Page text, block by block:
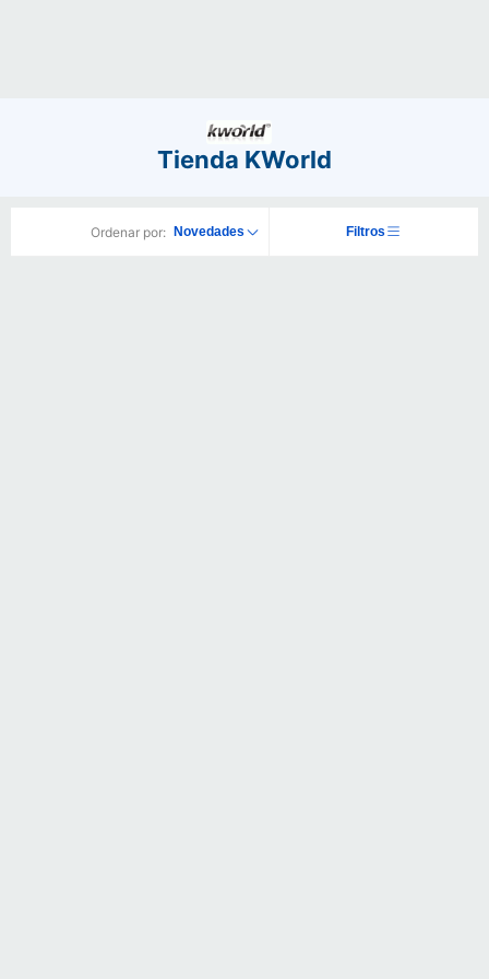
Tienda KWorld
Ordenar por: Novedades Filtros